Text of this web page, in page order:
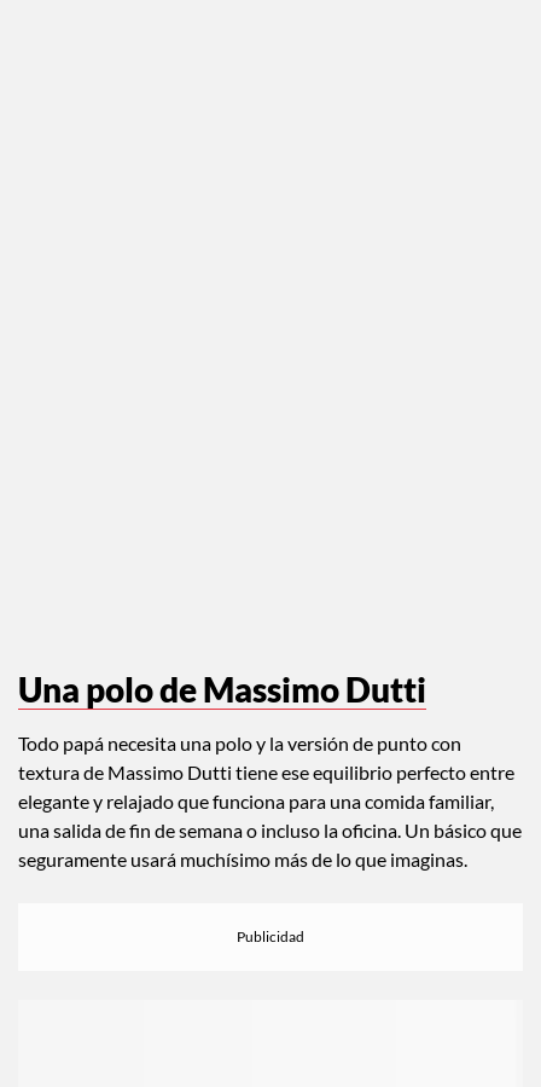
Una polo de Massimo Dutti
Todo papá necesita una polo y la versión de punto con
textura de Massimo Dutti tiene ese equilibrio perfecto entre
elegante y relajado que funciona para una comida familiar,
una salida de fin de semana o incluso la oficina. Un básico que
seguramente usará muchísimo más de lo que imaginas.